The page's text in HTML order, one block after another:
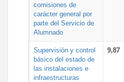
comisiones de
carácter general por
parte del Servicio de
Alumnado
Supervisión y control
básico del estado de
las instalaciones e
infraestructuras
9,87